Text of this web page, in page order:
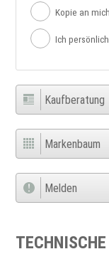
Kopie an
Ich
Kaufberatung
Markenbaum
Melden